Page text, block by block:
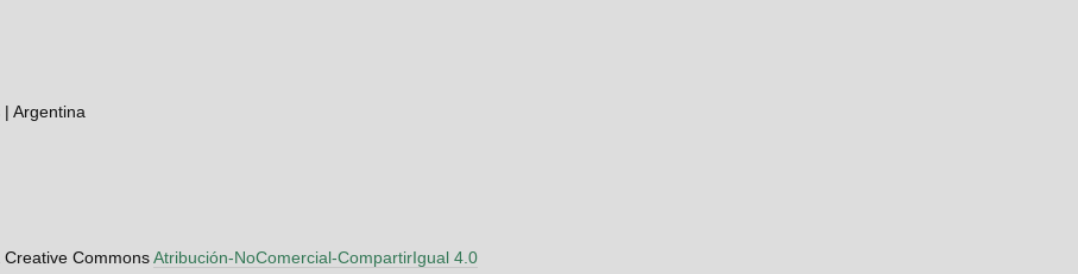
Argentina
CommonsAtribución-NoComercial-CompartirIgual 4.0